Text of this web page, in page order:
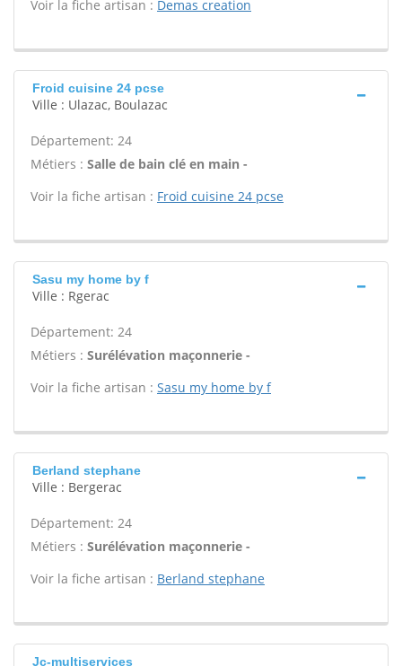
Voir la fiche artisan : Demas creation
Froid cuisine 24 pcse
Ville : Ulazac, Boulazac
Département: 24
Métiers : Salle de bain clé en main -
Voir la fiche artisan : Froid cuisine 24 pcse
Sasu my home by f
Ville : Rgerac
Département: 24
Métiers : Surélévation maçonnerie -
Voir la fiche artisan : Sasu my home by f
Berland stephane
Ville : Bergerac
Département: 24
Métiers : Surélévation maçonnerie -
Voir la fiche artisan : Berland stephane
Jc-multiservices